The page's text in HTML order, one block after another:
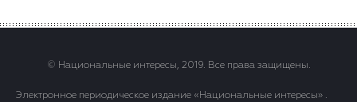
© Национальные интересы, 2019. Все права защищены.
Электронное периодическое издание «Национальные интересы» .